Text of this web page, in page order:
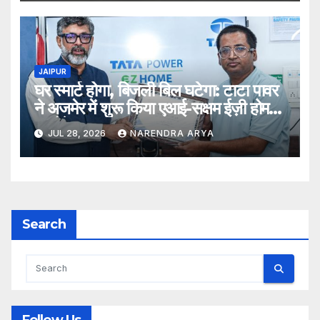
विद्यार्थियों ने शुरू की अपनी शैक्षणिक यात्रा
JAIPUR
घर स्मार्ट होगा, बिजली बिल घटेगा: टाटा पावर
ने अजमेर में शुरू किया एआई-सक्षम ईज़ी होम
ऑटोमेशन
JUL 28, 2026 NARENDRA ARYA
Search